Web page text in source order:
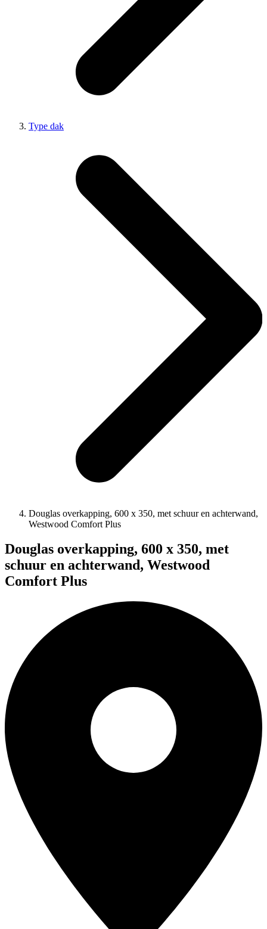
Type dak
Douglas overkapping, 600 x 350, met schuur en achterwand,
Westwood Comfort Plus
Douglas overkapping, 600 x 350, met
schuur en achterwand, Westwood
Comfort Plus